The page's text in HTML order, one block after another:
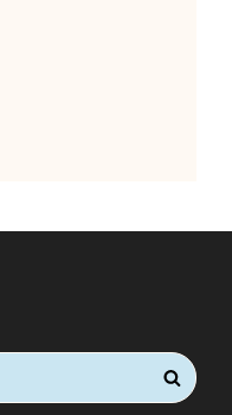
SEARCH